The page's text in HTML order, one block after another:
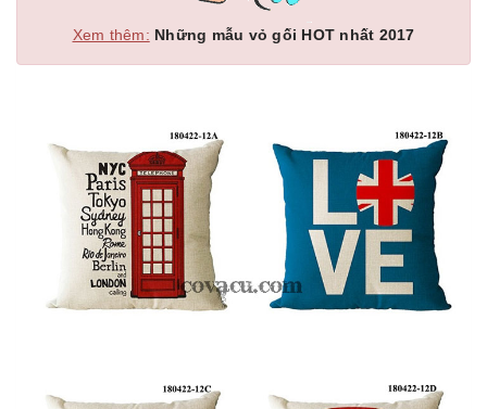
Xem thêm: Những mẫu vỏ gối HOT nhất 2017